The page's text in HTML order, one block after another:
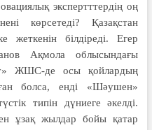
экспертттердің оң
көрсетеді? Қазақстан
жеткенін білдіреді. Егер
Ақмола облысындағы
ЖШС-де осы қойлардың
болса, енді «Шәушен»
типін дүниеге әкелді.
ұзақ жылдар бойы қатар